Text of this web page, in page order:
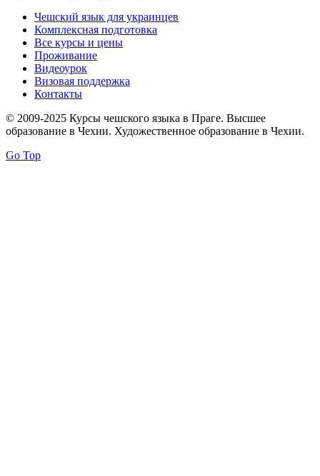
Чешский язык для украинцев
Комплексная подготовка
Все курсы и цены
Проживание
Видеоурок
Визовая поддержка
Контакты
© 2009-2025 Курсы чешского языка в Праге. Высшее
образование в Чехии. Художественное образование в Чехии.
Go Top